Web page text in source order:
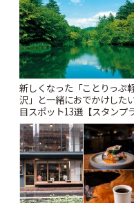
新しくなった「ことりっぷ
沢」と一緒におでかけした
目スポット13選【スタンプ
ー開催中】 | ことりっぷ